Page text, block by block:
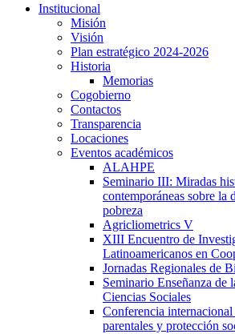
Institucional
Misión
Visión
Plan estratégico 2024-2026
Historia
Memorias
Cogobierno
Contactos
Transparencia
Locaciones
Eventos académicos
ALAHPE
Seminario III: Miradas
contemporáneas sobre la
pobreza
Agricliometrics V
XIII Encuentro de
Latinoamericanos en
Jornadas Regionales de
Seminario Enseñanza de
Ciencias Sociales
Conferencia
parentales y protección